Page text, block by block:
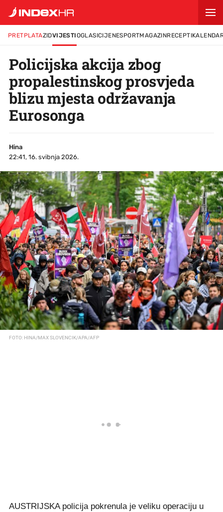
PRETPLATAZIDVIJESTIOGLASICIJENESPORTMAGAZINRECEPTI
Policijska akcija zbog
propalestinskog prosvjeda
blizu mjesta održavanja
Eurosonga
Hina
22:41, 16. svibnja 2026.
FOTO: HINA/MAX SLOVENCIK/APA/AFP
AUSTRIJSKA policija pokrenula je veliku operaciju u